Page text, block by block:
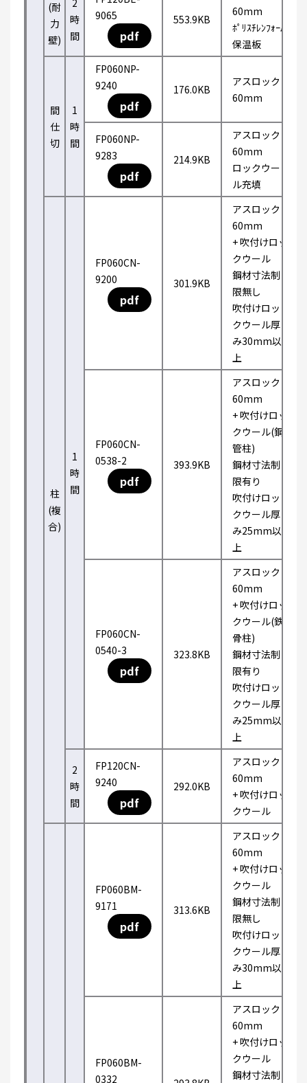
(耐
力
壁)
2
時
間
9065
pdf
553.9KB
60mm
ﾎﾟﾘｽﾁﾚﾝﾌｫｰﾑ
保温板
間
仕
切
1
時
間
FP060NP-
9240
pdf
176.0KB
アスロック
60mm
FP060NP-
9283
pdf
214.9KB
アスロック
60mm
ロックウー
ル充填
柱
(複
合)
1
時
間
FP060CN-
9200
pdf
301.9KB
アスロック
60mm
+ 吹付けロッ
クウール
鋼材寸法制
限無し
吹付けロッ
クウール厚
み30mm以
上
FP060CN-
0538-2
pdf
393.9KB
アスロック
60mm
+ 吹付けロッ
クウール(鋼
管柱)
鋼材寸法制
限有り
吹付けロッ
クウール厚
み25mm以
上
FP060CN-
0540-3
pdf
323.8KB
アスロック
60mm
+ 吹付けロッ
クウール(鉄
骨柱)
鋼材寸法制
限有り
吹付けロッ
クウール厚
み25mm以
上
2
時
間
FP120CN-
9240
pdf
292.0KB
アスロック
60mm
+ 吹付けロッ
クウール
FP060BM-
9171
pdf
313.6KB
アスロック
60mm
+ 吹付けロッ
クウール
鋼材寸法制
限無し
吹付けロッ
クウール厚
み30mm以
上
FP060BM-
0332
アスロック
60mm
+ 吹付けロッ
クウール
鋼材寸法制